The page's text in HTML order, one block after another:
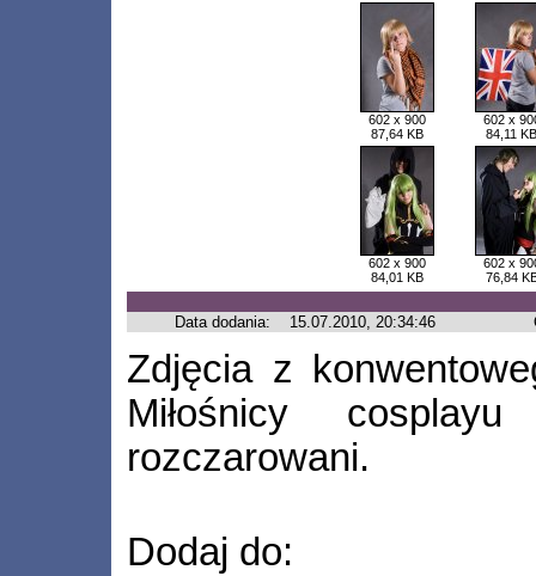
602 x 900
87,64 KB
602 x
84,11 KB
602 x 900
84,01 KB
602 x
76,84
Data dodania: 15.07.2010, 20:34:46
Zdjęcia z
Miłośnicy
rozczarowani.
Dodaj do: